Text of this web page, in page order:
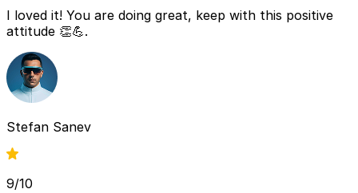
I loved it! You are doing great, keep with this positive
attitude 👏💪.
Stefan Sanev
9/10